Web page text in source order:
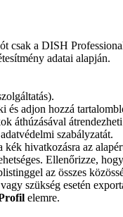
csak a DISH
adatai alapján.
és adjon hozzá
áthúzásával
szabályzatát.
hivatkozásra az
Ellenőrizze,
az összes
szükség esetén
elemre.